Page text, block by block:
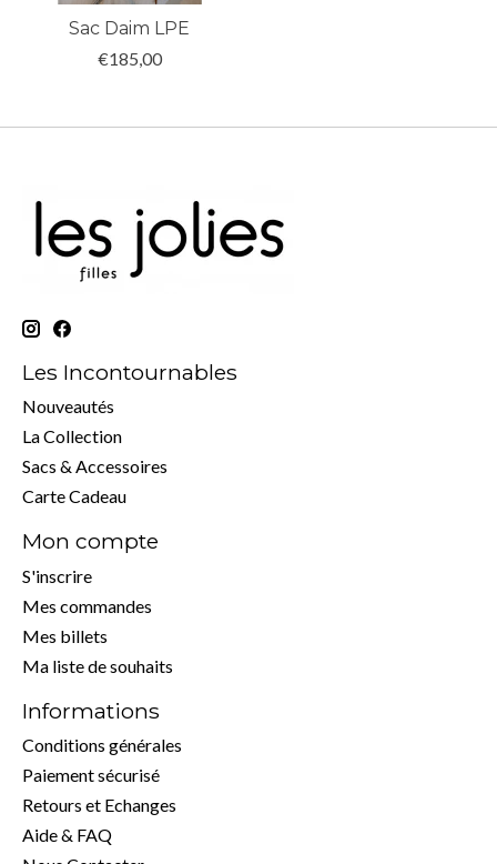
Sac Daim LPE
€185,00
Les Incontournables
Nouveautés
La Collection
Sacs & Accessoires
Carte Cadeau
Mon compte
S'inscrire
Mes commandes
Mes billets
Ma liste de souhaits
Informations
Conditions générales
Paiement sécurisé
Retours et Echanges
Aide & FAQ